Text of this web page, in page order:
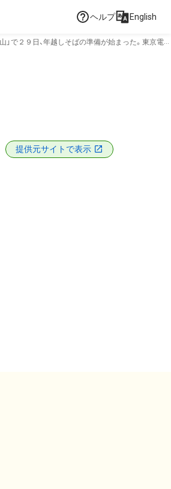
ヘルプ English
で２９日、年越しそばの準備が始まった。東京電力
提供元サイトで表示